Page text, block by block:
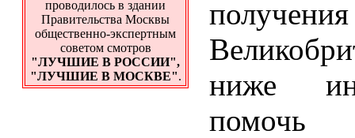
проводилось в здании
Правительства Москвы
общественно-экспертным
советом смотров
"ЛУЧШИЕ В РОССИИ",
"ЛУЧШИЕ В МОСКВЕ".
ниже
помочь